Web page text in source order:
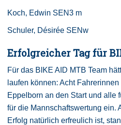
Koch, Edwin SEN3 m
Schuler, Désirée SENw
Erfolgreicher Tag für
Für das BIKE AID MTB Team
laufen können: Acht
Eppelborn an den Start und alle
für die Mannschaftswertung ein.
Erfolg natürlich erfreulich ist,